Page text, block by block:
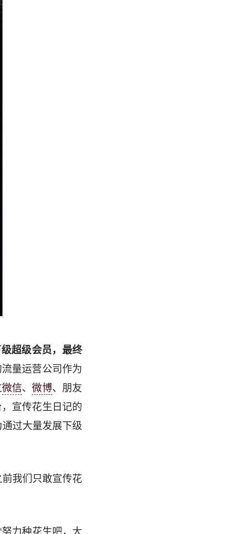
超级会员，最终
流量运营公司作为
微信、微博、朋友
宣传花生日记的
过大量发展下级
我们只敢宣传花
力种花生吧，大